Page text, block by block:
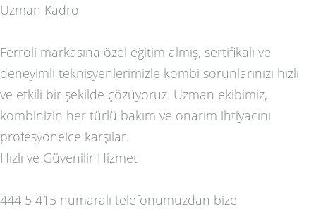
Uzman Kadro
Ferroli markasına özel eğitim almış, sertifikalı ve
deneyimli teknisyenlerimizle kombi sorunlarınızı hızlı
ve etkili bir şekilde çözüyoruz. Uzman ekibimiz,
kombinizin her türlü bakım ve onarım ihtiyacını
profesyonelce karşılar.
Hızlı ve Güvenilir Hizmet
444 5 415 numaralı telefonumuzdan bize